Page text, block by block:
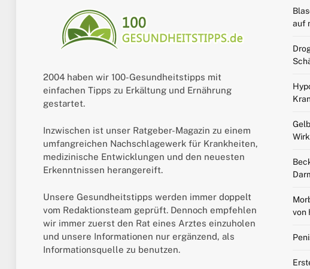
2004 haben wir 100-Gesundheitstipps mit
einfachen Tipps zu Erkältung und Ernährung
gestartet.
Inzwischen ist unser Ratgeber-Magazin zu einem
umfangreichen Nachschlagewerk für Krankheiten,
medizinische Entwicklungen und den neuesten
Erkenntnissen herangereift.
Unsere Gesundheitstipps werden immer doppelt
vom Redaktionsteam geprüft. Dennoch empfehlen
wir immer zuerst den Rat eines Arztes einzuholen
und unsere Informationen nur ergänzend, als
Informationsquelle zu benutzen.
auf
von